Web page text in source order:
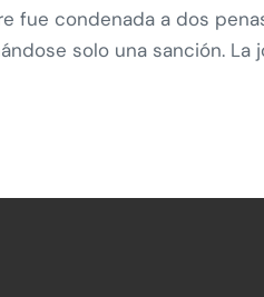
fue condenada a dos
solo una sanción.